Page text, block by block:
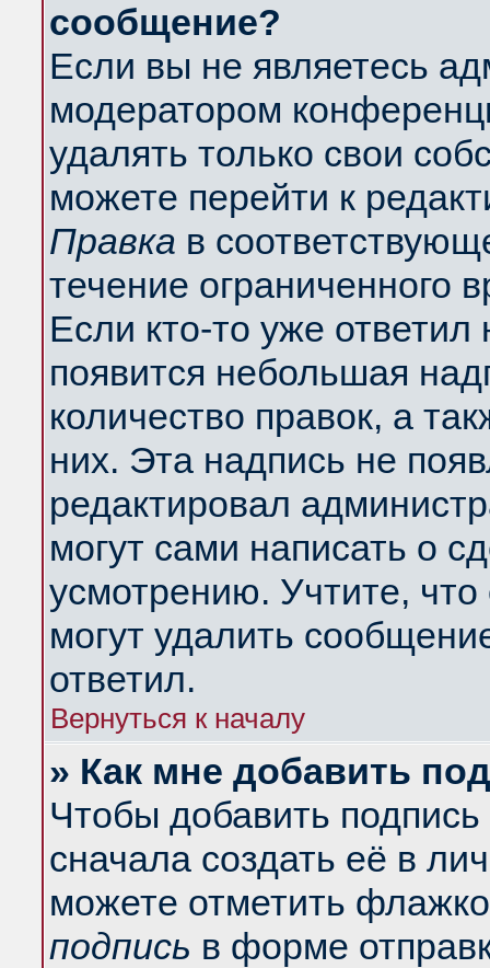
сообщение?
Если вы не являетесь
модератором
удалять только свои
можете перейти к
Правка в
течение ограниченного
Если кто-то уже
появится небольшая
количество правок, а
них. Эта надпись не
редактировал
могут сами написать о
усмотрению. Учтите,
могут удалить
ответил.
Вернуться к началу
» Как мне добавить
Чтобы добавить
сначала создать её в
можете отметить
подпись в форме